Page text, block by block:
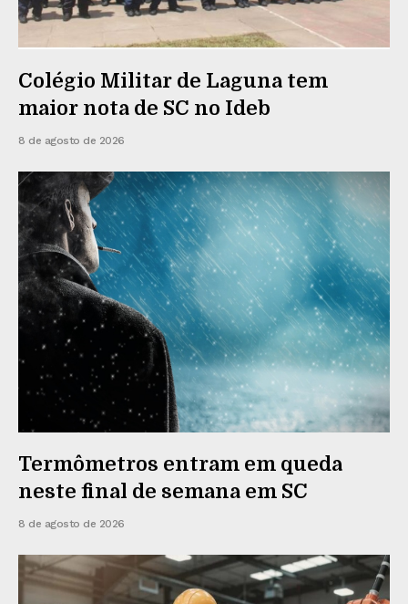
Colégio Militar de Laguna tem
maior nota de SC no Ideb
8 de agosto de 2026
Termômetros entram em queda
neste final de semana em SC
8 de agosto de 2026